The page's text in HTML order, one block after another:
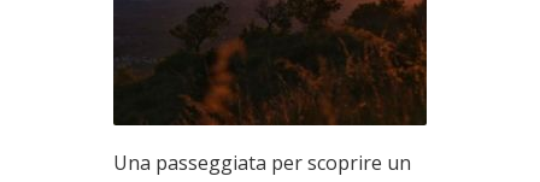
Una passeggiata per scoprire un